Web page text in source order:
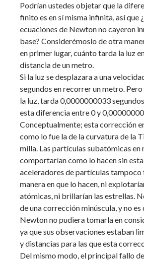
Podrían ustedes objetar que la
finito es en sí misma infinita, así que
ecuaciones de Newton no cayeron
base? Considerémoslo de otra
en primer lugar, cuánto tarda la luz
distancia de un metro.
Si la luz se desplazara a una
segundos en recorrer un metro.
la luz, tarda 0,0000000033
esta diferencia entre 0 y
Conceptualmente; esta corrección
como lo fue la de la curvatura de la
milla. Las partículas subatómicas en
comportarían como lo hacen sin
aceleradores de partículas tampoco
manera en que lo hacen, ni
atómicas, ni brillarían las estrellas.
de una corrección minúscula, y no
Newton no pudiera tomarla en
ya que sus observaciones estaban
y distancias para las que esta
Del mismo modo, el principal fallo